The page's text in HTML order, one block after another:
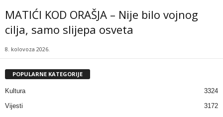
MATIĆI KOD ORAŠJA – Nije bilo vojnog
cilja, samo slijepa osveta
8. kolovoza 2026.
POPULARNE KATEGORIJE
Kultura
3324
Vijesti
3172